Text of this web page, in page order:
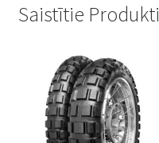
Saistītie Produkti